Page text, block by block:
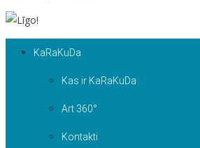
KaRaKuDa
Kas ir KaRaKuDa
Art 360°
Kontakti